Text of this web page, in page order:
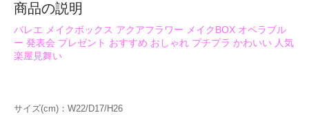
商品の説明
バレエ メイクボックス アクアフラワー メイクBOX オペラブル
ー 発表会 プレゼント おすすめ おしゃれ プチプラ かわいい 人気
楽屋見舞い
サイズ(cm)：W22/D17/H26